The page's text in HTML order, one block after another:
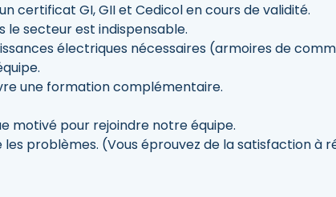
certificat GI, GII et Cedicol en cours de validité.
le secteur est indispensable.
électriques nécessaires (armoires de
une formation complémentaire.
motivé pour rejoindre notre équipe.
les problèmes. (Vous éprouvez de la satisfaction à